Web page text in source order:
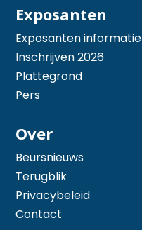
Exposanten
Exposanten informatie
Inschrijven 2026
Plattegrond
Pers
Over
Beursnieuws
Terugblik
Privacybeleid
Contact